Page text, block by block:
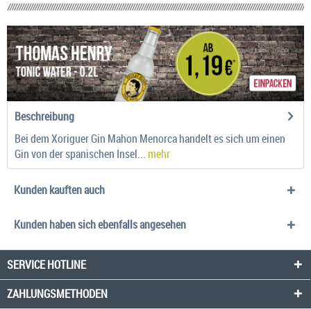
Beschreibung
Bei dem Xoriguer Gin Mahon Menorca handelt es sich um einen
Gin von der spanischen Insel... mehr
Kunden kauften auch
Kunden haben sich ebenfalls angesehen
SERVICE HOTLINE
ZAHLUNGSMETHODEN